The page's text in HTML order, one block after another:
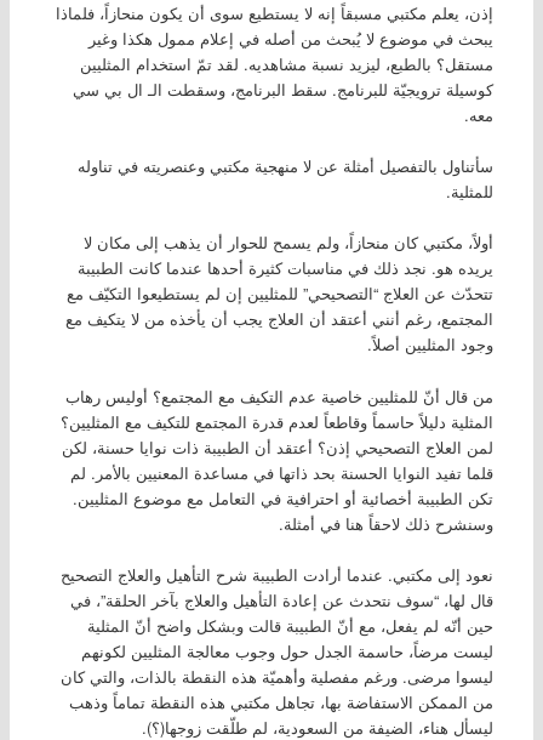
إذن، يعلم مكتبي مسبقاً إنه لا يستطيع سوى أن يكون منحازاً، فلماذا
يبحث في موضوع لا يُبحث من أصله في إعلام ممول هكذا وغير
مستقل؟ بالطبع، ليزيد نسبة مشاهديه. لقد تمّ استخدام المثليين
كوسيلة ترويجيّة للبرنامج. سقط البرنامج، وسقطت الـ ال بي سي
معه.
سأتناول بالتفصيل أمثلة عن لا منهجية مكتبي وعنصريته في تناوله
للمثلية.
أولاً، مكتبي كان منحازاً، ولم يسمح للحوار أن يذهب إلى مكان لا
يريده هو. نجد ذلك في مناسبات كثيرة أحدها عندما كانت الطبيبة
تتحدّث عن العلاج “التصحيحي” للمثليين إن لم يستطيعوا التكيّف مع
المجتمع، رغم أنني أعتقد أن العلاج يجب أن يأخذه من لا يتكيف مع
وجود المثليين أصلاً.
من قال أنّ للمثليين خاصية عدم التكيف مع المجتمع؟ أوليس رهاب
المثلية دليلاً حاسماً وقاطعاً لعدم قدرة المجتمع للتكيف مع المثليين؟
لمن العلاج التصحيحي إذن؟ أعتقد أن الطبيبة ذات نوايا حسنة، لكن
قلما تفيد النوايا الحسنة بحد ذاتها في مساعدة المعنيين بالأمر. لم
تكن الطبيبة أخصائية أو احترافية في التعامل مع موضوع المثليين.
وسنشرح ذلك لاحقاً هنا في أمثلة.
نعود إلى مكتبي. عندما أرادت الطبيبة شرح التأهيل والعلاج التصحيح
قال لها، “سوف نتحدث عن إعادة التأهيل والعلاج بآخر الحلقة”، في
حين أنّه لم يفعل، مع أنّ الطبيبة قالت وبشكل واضح أنّ المثلية
ليست مرضاً، حاسمة الجدل حول وجوب معالجة المثليين لكونهم
ليسوا مرضى. ورغم مفصلية وأهميّة هذه النقطة بالذات، والتي كان
من الممكن الاستفاضة بها، تجاهل مكتبي هذه النقطة تماماً وذهب
ليسأل هناء، الضيفة من السعودية، لم طلّقت زوجها(؟).